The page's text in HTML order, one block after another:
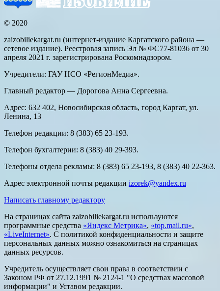
© 2020
zaizobiliekargat.ru (интернет-издание Каргатского района —
сетевое издание). Реестровая запись Эл № ФС77-81036 от 30
апреля 2021 г. зарегистрирована Роскомнадзором.
Учредители: ГАУ НСО «РегионМедиа».
Главный редактор — Дорогова Анна Сергеевна.
Адрес: 632 402, Новосибирская область, город Каргат, ул.
Ленина, 13
Телефон редакции: 8 (383) 65 23-193.
Телефон бухгалтерии: 8 (383) 40 29-393.
Телефоны отдела рекламы: 8 (383) 65 23-193, 8 (383) 40 22-363.
Адрес электронной почты редакции izorek@yandex.ru
Написать главному редактору
На страницах сайта zaizobiliekargat.ru используются
программные средства «Яндекс Метрика», «top.mail.ru»,
«LiveInternet». С политикой конфиденциальности и защите
персональных данных можно ознакомиться на страницах
данных ресурсов.
Учредитель осуществляет свои права в соответствии с
Законом РФ от 27.12.1991 № 2124-1 "О средствах массовой
информации" и Уставом редакции.